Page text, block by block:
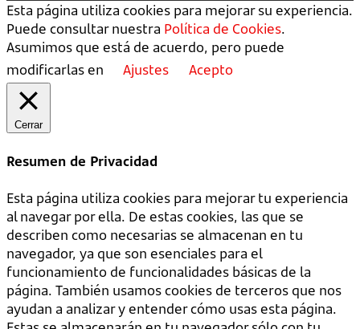
Esta página utiliza cookies para mejorar su experiencia.
Puede consultar nuestra Política de Cookies.
Asumimos que está de acuerdo, pero puede
modificarlas en
Ajustes Acepto
Cerrar
Resumen de Privacidad
Esta página utiliza cookies para mejorar tu experiencia
al navegar por ella. De estas cookies, las que se
describen como necesarias se almacenan en tu
navegador, ya que son esenciales para el
funcionamiento de funcionalidades básicas de la
página. También usamos cookies de terceros que nos
ayudan a analizar y entender cómo usas esta página.